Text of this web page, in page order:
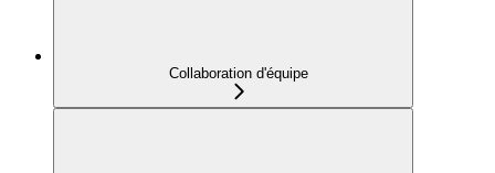
Collaboration d'équipe